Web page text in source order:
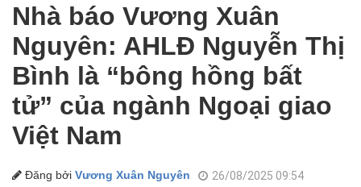
Nhà báo Vương Xuân
Nguyên: AHLĐ Nguyễn Thị
Bình là “bông hồng bất
tử” của ngành Ngoại giao
Việt Nam
Đăng bởi Vương Xuân Nguyên 26/08/2025 09:54